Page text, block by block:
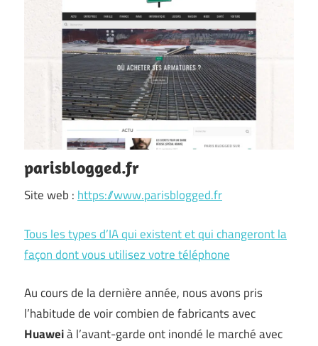
parisblogged.fr
Site web : https://www.parisblogged.fr
Tous les types d’IA qui existent et qui changeront la
façon dont vous utilisez votre téléphone
Au cours de la dernière année, nous avons pris
l’habitude de voir combien de fabricants avec
Huaweià l’avant-garde ont inondé le marché avec